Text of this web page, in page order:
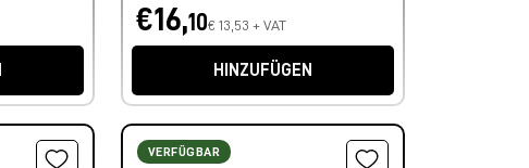
€16,10€ 13,53 + VAT
HINZUFÜGEN
VERFÜGBAR